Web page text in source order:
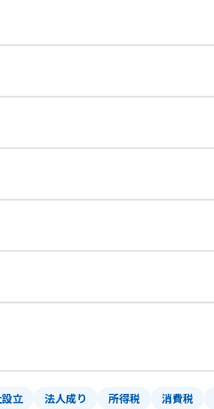
立 法人成り 所得税 消費税